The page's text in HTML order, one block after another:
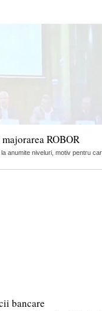
ROBOR
anumite niveluri, motiv pentru
bancare